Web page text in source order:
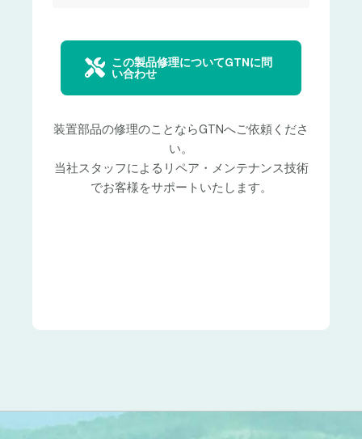
この製品修理についてGTNに問
い合わせ
装置部品の修理のことならGTNへご依頼くださ
い。
当社スタッフによるリペア・メンテナンス技術
でお客様をサポートいたします。